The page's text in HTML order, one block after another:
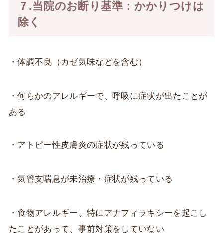
７.当院のお断り基準：かかりつけは
除く
・体調不良（カゼ気味などを含む）
・何らかのアレルギーで、呼吸に症状が出たことが
ある
・アトピー性皮膚炎の症状が残っている
・気管支喘息が未治療・症状が残っている
・食物アレルギー、特にアナフィラキシーを起こし
たことがあって、事前対策をしていない